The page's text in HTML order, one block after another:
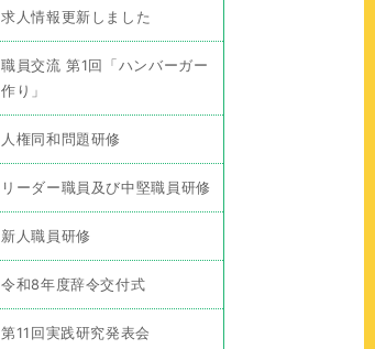
求人情報更新しました
職員交流 第1回「ハンバーガー
作り」
人権同和問題研修
リーダー職員及び中堅職員研修
新人職員研修
令和8年度辞令交付式
第11回実践研究発表会